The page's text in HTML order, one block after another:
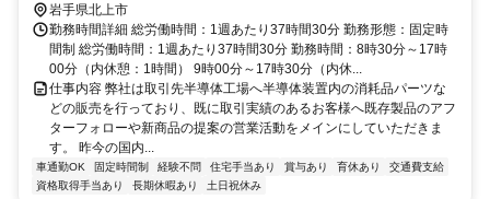
岩手県北上市
勤務時間詳細 総労働時間：1週あたり37時間30分 勤務形態：固定時
間制 総労働時間：1週あたり37時間30分 勤務時間：8時30分～17時
00分（内休憩：1時間） 9時00分～17時30分（内休...
仕事内容 弊社は取引先半導体工場へ半導体装置内の消耗品パーツな
どの販売を行っており、既に取引実績のあるお客様へ既存製品のアフ
ターフォローや新商品の提案の営業活動をメインにしていただきま
す。 昨今の国内...
車通勤OK 固定時間制 経験不問 住宅手当あり 賞与あり 育休あり
交通費支給
資格取得手当あり
長期休暇あり 土日祝休み